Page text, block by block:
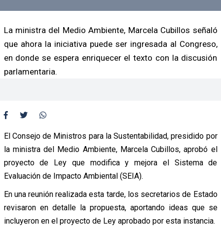
La ministra del Medio Ambiente, Marcela Cubillos señaló
que ahora la iniciativa puede ser ingresada al Congreso,
en donde se espera enriquecer el texto con la discusión
parlamentaria.
El Consejo de Ministros para la Sustentabilidad, presidido por
la ministra del Medio Ambiente, Marcela Cubillos, aprobó el
proyecto de Ley que modifica y mejora el Sistema de
Evaluación de Impacto Ambiental (SEIA).
En una reunión realizada esta tarde, los secretarios de Estado
revisaron en detalle la propuesta, aportando ideas que se
incluyeron en el proyecto de Ley aprobado por esta instancia.